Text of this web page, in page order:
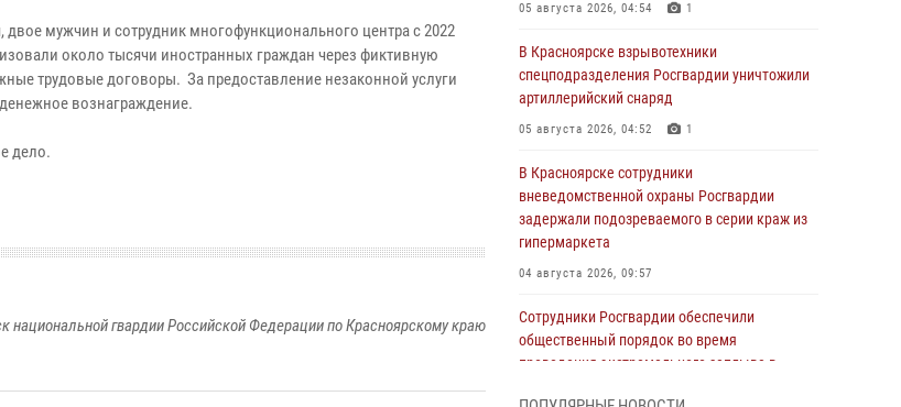
мужчин и сотрудник многофункционального центра с 2022
около тысячи иностранных граждан через фиктивную
трудовые договоры. За предоставление незаконной услуги
вознаграждение.
дело.
гвардии Российской Федерации по Красноярскому краю
05 августа 2026, 04:54 1
В Красноярске взрывотехники
спецподразделения Росгвардии уничтожили
артиллерийский снаряд
05 августа 2026, 04:52 1
В Красноярске сотрудники
вневедомственной охраны Росгвардии
задержали подозреваемого в серии краж из
гипермаркета
04 августа 2026, 09:57
Сотрудники Росгвардии обеспечили
общественный порядок во время
проведения экстремального заплыва в